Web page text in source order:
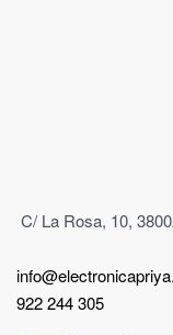
C/ La Rosa, 10,
922 244 305